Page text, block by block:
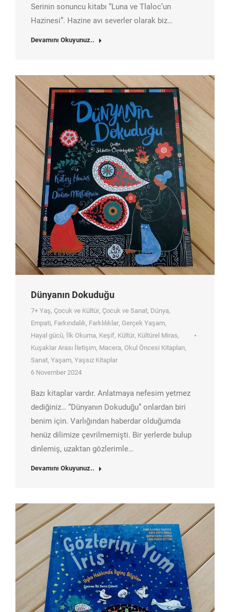
Serinin sonuncu kitabı “Luna ve Tlaloc’un
Hazinesi”. Hazine avı severler olarak biz…
Devamını Okuyunuz..
Dünyanın Dokuduğu
7+ Yaş, Çocuk ve Kültür, Çocuk ve Sanat, Dünya,
Empati, Farkındalık, Farklılıklar, Gerçek Yaşam,
Hayal gücü, İlk Okuma, Keşif, Kültür, Kültürel Miras,
Kuşaklar Arası İletişim, Macera, Okul Öncesi Kitapları,
Sanat, Yaşam, Yaşsız Kitaplar
6 November 2024
Bazı kitaplar vardır. Anlatmaya nefesim yetmez
dediğiniz… “Dünyanın Dokuduğu” onlardan biri
benim için. Varlığından haberdar olduğumda
henüz dilimize çevrilmemişti. Bir yerlerde bulup
dinlemiş, uzaktan gözlerimle…
Devamını Okuyunuz..